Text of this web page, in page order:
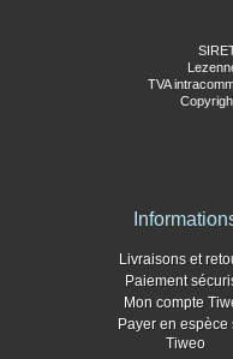
TVA
Livraisons et
Paiement
Mon compte
Payer en espèce
Tiweo